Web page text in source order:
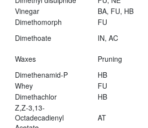
Vinegar
BA, FU, HB
Dimethomorph
FU
Dimethoate
IN, AC
Waxes Pruning
Dimethenamid-P
HB
Whey
FU
Dimethachlor
HB
Z,Z-3,13-
Octadecadienyl
AT